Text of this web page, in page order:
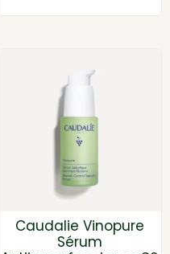
Caudalie Vinopure
Sérum